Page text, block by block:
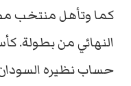
كما وتأهل منتخب
حساب نظيره السودان